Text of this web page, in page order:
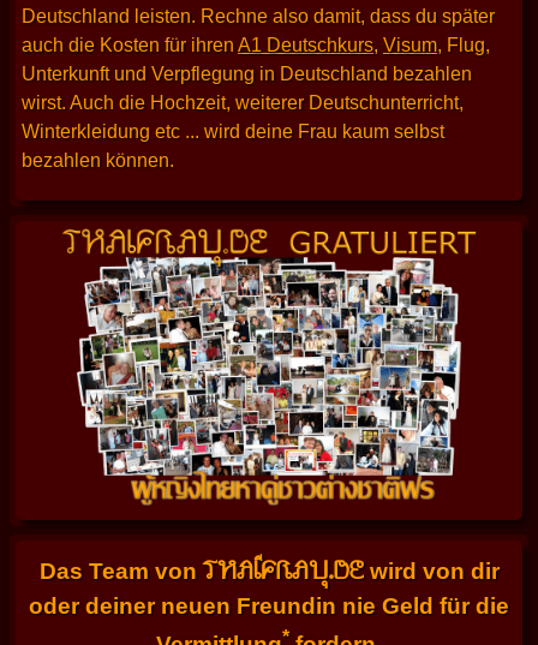
Deutschland leisten. Rechne also damit, dass du später
auch die Kosten für ihrenA1 Deutschkurs, Visum, Flug,
Unterkunft und Verpflegung in Deutschland bezahlen
wirst. Auch die Hochzeit, weiterer Deutschunterricht,
Winterkleidung etc ... wird deine Frau kaum selbst
bezahlen können.
Das Team vonTHAIFRAU.DEwird von dir
oder deiner neuen Freundin nie Geld für die
*